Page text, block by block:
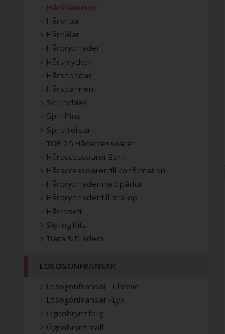
Hårklämmor
Hårkritor
Hårnålar
Hårprydnader
Hårsmycken
Hårsnoddar
Hårspännen
Scrunchies
Spin Pins
Spiraltofsar
TOP 25 Håraccessoarer
Håraccessoarer Barn
Håraccessoarer till konfirmation
Hårprydnader med pärlor
Hårprydnader till bröllop
Hårrosett
Styling Kits
Tiara & Diadem
LÖSÖGONFRANSAR
Lösögonfransar - Classic
Lösögonfransar - Lyx
Ögonbrynsfärg
Ögonbrynsmall